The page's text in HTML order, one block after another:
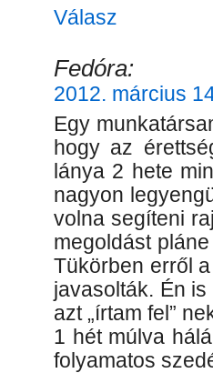
Válasz
Fedóra:
2012. március
Egy
hogy az
lánya 2 hete
nagyon
volna segíteni
megoldást
Tükörben erről
javasolták. Én
azt „írtam fel”
1 hét múlva
folyamatos